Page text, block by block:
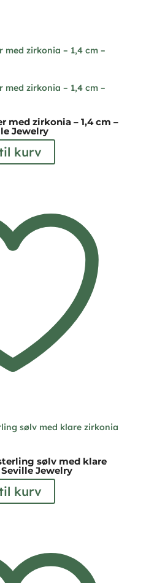
med zirkonia – 1,4 cm –
Jewelry
kurv
sølv med klare
Jewelry
kurv